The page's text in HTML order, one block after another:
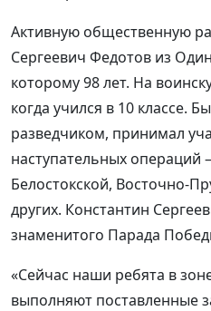
Активную общественную
Сергеевич Федотов из
которому 98 лет. На
когда учился в 10 классе.
разведчиком, принимал
наступательных операций
Белостокской, Восточно-
других. Константин
знаменитого Парада
«Сейчас наши ребята в
выполняют поставленные